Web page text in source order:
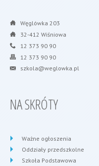
Węglówka 203
32-412 Wiśniowa
12 373 90 90
12 373 90 90
szkola@weglowka.pl
NA SKRÓTY
Ważne ogłoszenia
Oddziały przedszkolne
Szkoła Podstawowa